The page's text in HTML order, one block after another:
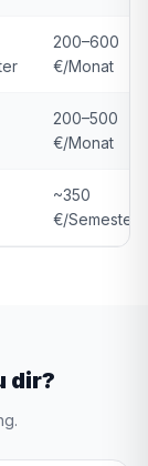
200–600
€/Monat
200–500
€/Monat
~350
€/Semester
dir?